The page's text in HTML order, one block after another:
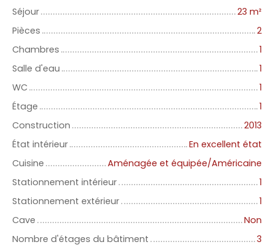
Séjour
23 m²
Pièces
2
Chambres
1
Salle d'eau
1
WC
1
Étage
1
Construction
2013
État intérieur
En excellent état
Cuisine
Aménagée et équipée/Américaine
Stationnement intérieur
1
Stationnement extérieur
1
Cave
Non
Nombre d'étages du bâtiment
3